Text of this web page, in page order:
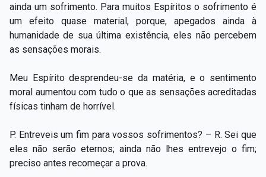
ainda um sofrimento. Para muitos Espíritos o sofrimento é
um efeito quase material, porque, apegados ainda à
humanidade de sua última existência, eles não percebem
as sensações morais.
Meu Espírito desprendeu-se da matéria, e o sentimento
moral aumentou com tudo o que as sensações acreditadas
físicas tinham de horrível.
P. Entreveis um fim para vossos sofrimentos? – R. Sei que
eles não serão eternos; ainda não lhes entrevejo o fim;
preciso antes recomeçar a prova.